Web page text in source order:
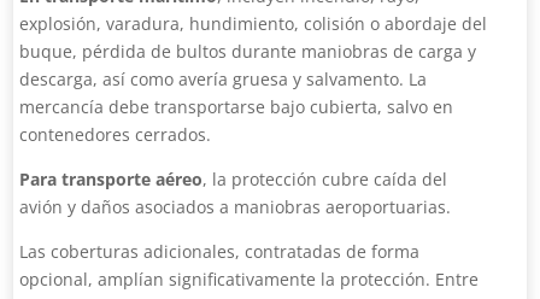
explosión, varadura, hundimiento, colisión o abordaje del
buque, pérdida de bultos durante maniobras de carga y
descarga, así como avería gruesa y salvamento. La
mercancía debe transportarse bajo cubierta, salvo en
contenedores cerrados.
Para transporte aéreo, la protección cubre caída del
avión y daños asociados a maniobras aeroportuarias.
Las coberturas adicionales, contratadas de forma
opcional, amplían significativamente la protección. Entre